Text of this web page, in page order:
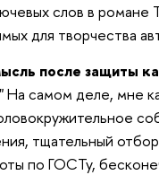
слов в
для творчества
после защиты
На самом деле, мне
тщательный
по ГОСТу,